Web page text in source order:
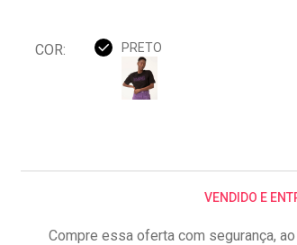
COR: PRETO
VENDIDO E
Compre essa oferta com segurança,